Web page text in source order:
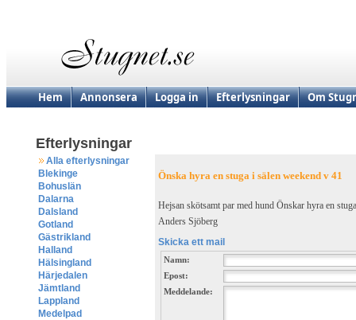
Hem Annonsera Logga in Efterlysningar Om
Efterlysningar
Alla efterlysningar
Blekinge
Bohuslän
Dalarna
Dalsland
Gotland
Gästrikland
Halland
Hälsingland
Härjedalen
Jämtland
Lappland
Medelpad
Önska hyra en stuga i sälen weekend v 41
Hejsan skötsamt par med hund Önskar hyra en
Anders Sjöberg
Skicka ett mail
Namn:
Epost:
Meddelande: